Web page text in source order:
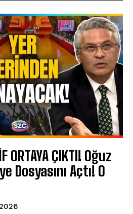
ORTAYA ÇIKTI! Oğuz
Dosyasını Açtı! O